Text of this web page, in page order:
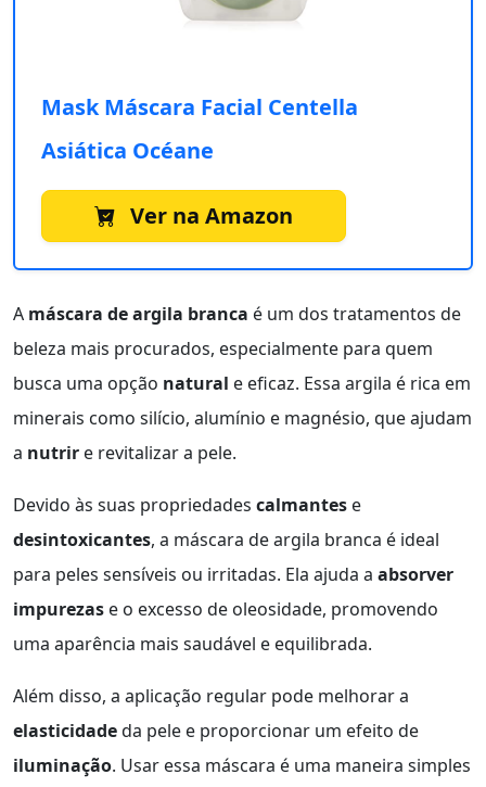
Mask Máscara Facial Centella
Asiática Océane
Ver na Amazon
A máscara de argila branca é um dos tratamentos de
beleza mais procurados, especialmente para quem
busca uma opção natural e eficaz. Essa argila é rica em
minerais como silício, alumínio e magnésio, que ajudam
a nutrir e revitalizar a pele.
Devido às suas propriedades calmantes e
desintoxicantes, a máscara de argila branca é ideal
para peles sensíveis ou irritadas. Ela ajuda a absorver
impurezas e o excesso de oleosidade, promovendo
uma aparência mais saudável e equilibrada.
Além disso, a aplicação regular pode melhorar a
elasticidadeda pele e proporcionar um efeito de
iluminação. Usar essa máscara é uma maneira simples